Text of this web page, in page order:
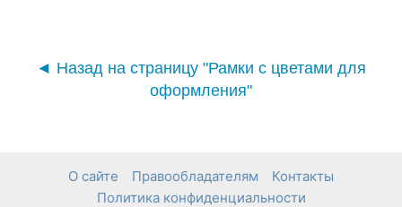
◄ Назад на страницу "Рамки с цветами для
оформления"
О сайте Правообладателям
Контакты
Политика конфиденциальности